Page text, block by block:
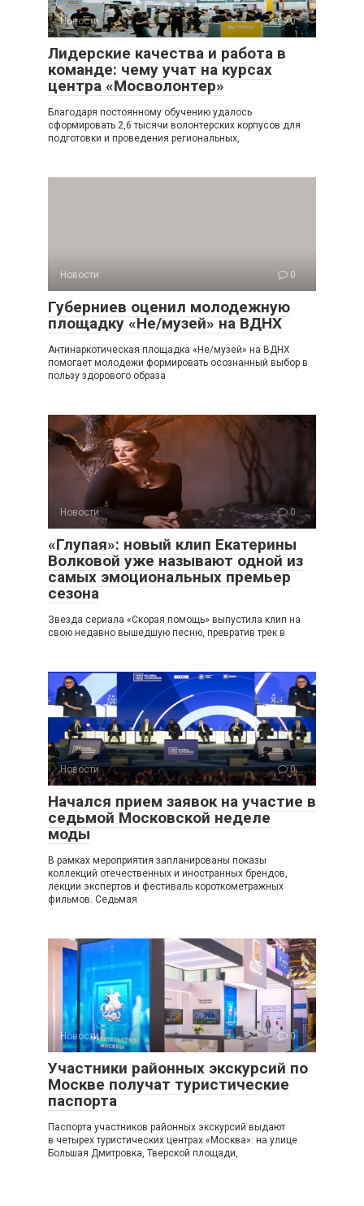
Новости 0
Лидерские качества и работа в
команде: чему учат на курсах
центра «Мосволонтер»
Благодаря постоянному обучению удалось
сформировать 2,6 тысячи волонтерских корпусов для
подготовки и проведения региональных,
Новости 0
Губерниев оценил молодежную
площадку «Не/музей» на ВДНХ
Антинаркотическая площадка «Не/музей» на ВДНХ
помогает молодежи формировать осознанный выбор в
пользу здорового образа
Новости 0
«Глупая»: новый клип Екатерины
Волковой уже называют одной из
самых эмоциональных премьер
сезона
Звезда сериала «Скорая помощь» выпустила клип на
свою недавно вышедшую песню, превратив трек в
Новости 0
Начался прием заявок на участие в
седьмой Московской неделе
моды
В рамках мероприятия запланированы показы
коллекций отечественных и иностранных брендов,
лекции экспертов и фестиваль короткометражных
фильмов. Седьмая
Новости 0
Участники районных экскурсий по
Москве получат туристические
паспорта
Паспорта участников районных экскурсий выдают
в четырех туристических центрах «Москва»: на улице
Большая Дмитровка, Тверской площади,